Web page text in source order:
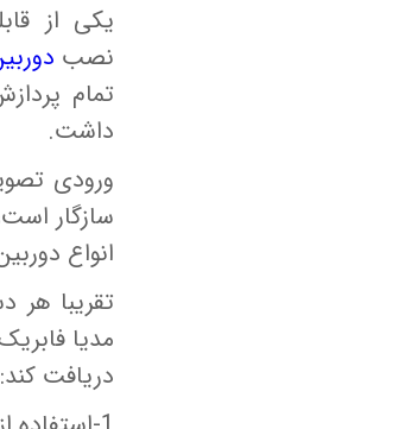
یکی از
نصب
تمام
داشت.
سازگار
انواع
تقریبا هر
دریافت کند: